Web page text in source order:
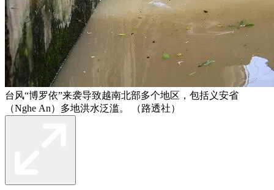
台风“博罗依”来袭导致越南北部多个地区，包括义安省
（Nghe An）多地洪水泛滥。 （路透社）